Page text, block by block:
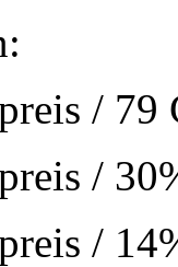
/ 79
/
/